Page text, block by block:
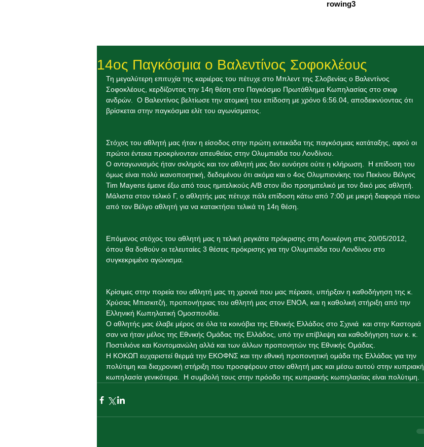
rowing3
14ος Παγκόσμια ο Βαλεντίνος Σοφοκλέους
Τη μεγαλύτερη επιτυχία της καριέρας του πέτυχε στο Μπλεντ της Σλοβενίας ο Βαλεντίνος
Σοφοκλέους, κερδίζοντας την 14η θέση στο Παγκόσμιο Πρωτάθλημα Κωπηλασίας στο σκιφ
ανδρών.  Ο Βαλεντίνος βελτίωσε την ατομική του επίδοση με χρόνο 6:56.04, αποδεικνύοντας ότι
βρίσκεται στην παγκόσμια ελίτ του αγωνίσματος.
Στόχος του αθλητή μας ήταν η είσοδος στην πρώτη εντεκάδα της παγκόσμιας κατάταξης, αφού οι
πρώτοι έντεκα προκρίνονταν απευθείας στην Ολυμπιάδα του Λονδίνου.
Ο ανταγωνισμός ήταν σκληρός και τον αθλητή μας δεν ευνόησε ούτε η κλήρωση.  Η επίδοση του
όμως είναι πολύ ικανοποιητική, δεδομένου ότι ακόμα και ο 4ος Ολυμπιονίκης του Πεκίνου Βέλγος
Tim Mayens έμεινε έξω από τους ημιτελικούς Α/Β στον ίδιο προημιτελικό με τον δικό μας αθλητή.
Μάλιστα στον τελικό Γ, ο αθλητής μας πέτυχε πάλι επίδοση κάτω από 7:00 με μικρή διαφορά πίσω
από τον Βέλγο αθλητή για να κατακτήσει τελικά τη 14η θέση.
Επόμενος στόχος του αθλητή μας η τελική ρεγκάτα πρόκρισης στη Λουκέρνη στις 20/05/2012,
όπου θα δοθούν οι τελευταίες 3 θέσεις πρόκρισης για την Ολυμπιάδα του Λονδίνου στο
συγκεκριμένο αγώνισμα.
Κρίσιμες στην πορεία του αθλητή μας τη χρονιά που μας πέρασε, υπήρξαν η καθοδήγηση της κ.
Χρύσας Μπισκιτζή, προπονήτριας του αθλητή μας στον ΕΝΟΑ, και η καθολική στήριξη από την
Ελληνική Κωπηλατική Ομοσπονδία.
Ο αθλητής μας έλαβε μέρος σε όλα τα κοινόβια της Εθνικής Ελλάδος στο Σχινιά  και στην Καστοριά
σαν να ήταν μέλος της Εθνικής Ομάδας της Ελλάδος, υπό την επίβλεψη και καθοδήγηση των κ. κ.
Ποστιλιόνε και Κοντομανώλη αλλά και των άλλων προπονητών της Εθνικής Ομάδας.
Η ΚΟΚΩΠ ευχαριστεί θερμά την ΕΚΟΦΝΣ και την εθνική προπονητική ομάδα της Ελλάδας για την
πολύτιμη και διαχρονική στήριξη που προσφέρουν στον αθλητή μας και μέσω αυτού στην κυπριακή
κωπηλασία γενικότερα.  Η συμβολή τους στην πρόοδο της κυπριακής κωπηλασίας είναι πολύτιμη.